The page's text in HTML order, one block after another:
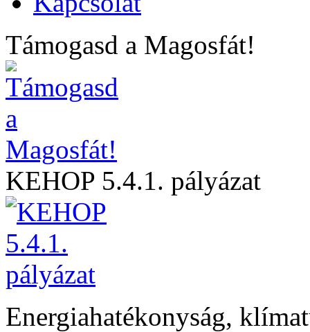
Támogasd a Magosfát!
KEHOP 5.4.1. pályázat
Energiahatékonyság,